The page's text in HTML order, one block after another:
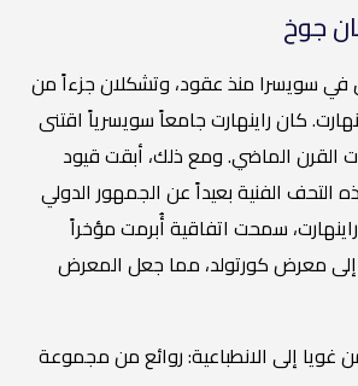
جوخ
في سويسرا منذ عقود، وتشكلان جزءاً من
كان راينهارت جامعاً سويسرياً اقتنى
القرن الماضي. ومع ذلك، أبقت قيود
التحف الفنية بعيداً عن الجمهور الدولي
سمحت اتفاقية أُبرمت مؤخراً
إلى معرض كورتولد، مما جعل المعرض
إلى الانطباعية: روائع من مجموعة